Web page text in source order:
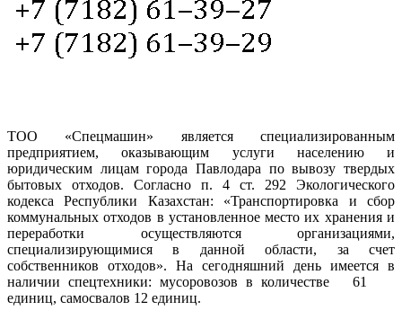
ТОО «Спецмашин» является специализированным
предприятием, оказывающим услуги населению и
юридическим лицам города Павлодара по вывозу твердых
бытовых отходов. Согласно п. 4 ст. 292 Экологического
кодекса Республики Казахстан: «Транспортировка и сбор
коммунальных отходов в установленное место их хранения и
переработки осуществляются организациями,
специализирующимися в данной области, за счет
собственников отходов». На сегодняшний день имеется в
наличии спецтехники: мусоровозов в количестве 61
единиц, самосвалов 12 единиц.